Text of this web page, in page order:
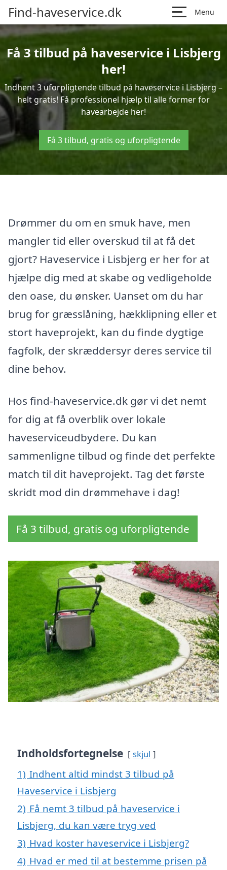
Find-haveservice.dk Menu
Få 3 tilbud på haveservice i Lisbjerg
her!
Indhent 3 uforpligtende tilbud på haveservice i Lisbjerg –
helt gratis! Få professionel hjælp til alle former for
havearbejde her!
Få 3 tilbud, gratis og uforpligtende
Drømmer du om en smuk have, men
mangler tid eller overskud til at få det
gjort? Haveservice i Lisbjerg er her for at
hjælpe dig med at skabe og vedligeholde
den oase, du ønsker. Uanset om du har
brug for græsslåning, hækklipning eller et
stort haveprojekt, kan du finde dygtige
fagfolk, der skræddersyr deres service til
dine behov.
Hos find-haveservice.dk gør vi det nemt
for dig at få overblik over lokale
haveserviceudbydere. Du kan
sammenligne tilbud og finde det perfekte
match til dit haveprojekt. Tag det første
skridt mod din drømmehave i dag!
Få 3 tilbud, gratis og uforpligtende
Indholdsfortegnelse skjul
1) Indhent altid mindst 3 tilbud på
Haveservice i Lisbjerg
2) Få nemt 3 tilbud på haveservice i
Lisbjerg, du kan være tryg ved
3) Hvad koster haveservice i Lisbjerg?
4) Hvad er med til at bestemme prisen på